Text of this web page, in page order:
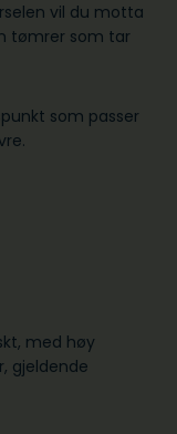
vil du motta
tømrer som tar
som passer
med høy
gjeldende